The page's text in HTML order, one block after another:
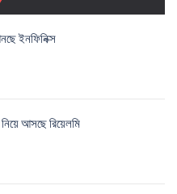
ইনফিনিক্স
আসছে রিয়েলমি